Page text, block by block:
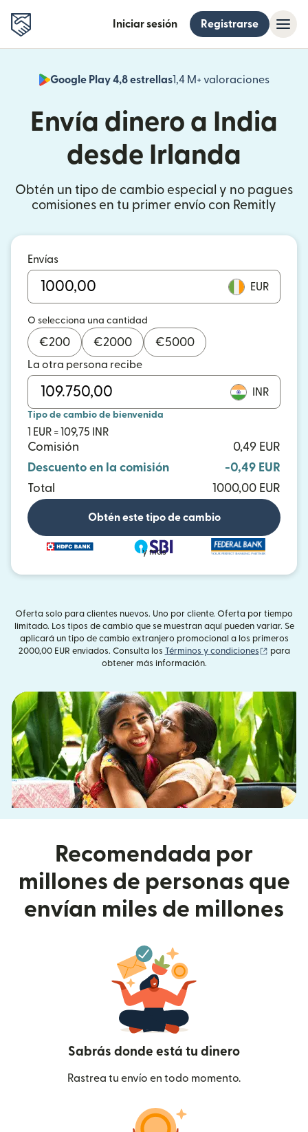
Iniciar sesión Registrarse
Google Play 4,8 estrellas1,4 M+ valoraciones
(se
Envía dinero a India
desde Irlanda
Obtén un tipo de cambio especial y no pagues
comisiones en tu primer envío con Remitly
Envías
EUR
O selecciona una cantidad
€200 €2000 €5000
La otra persona recibe
INR
Tipo de cambio de bienvenida
1 EUR = 109,75 INR
Comisión
0,49 EUR
Descuento en la comisión
-0,49 EUR
Total
1000,00 EUR
Obtén este tipo de cambio
y más
Oferta solo para clientes nuevos. Uno por cliente. Oferta por tiempo
limitado. Los tipos de cambio que se muestran aquí pueden variar. Se
aplicará un tipo de cambio extranjero promocional a los primeros
2000,00 EUR enviados. Consulta los Términos y condiciones (se abre
para
obtener más información.
Recomendada por
millones de personas que
envían miles de millones
Sabrás donde está tu dinero
Rastrea tu envío en todo momento.